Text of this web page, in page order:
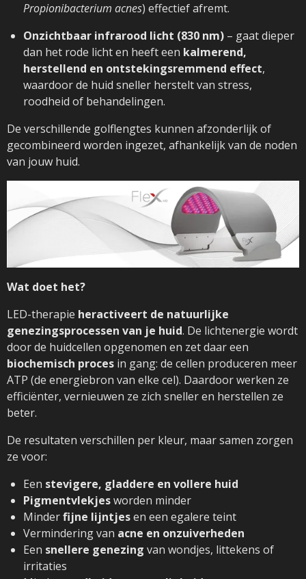
Propionibacterium acnes) effectief afremt.
Onzichtbaar infrarood licht (830 nm) – gaat dieper
dan het rode licht en heeft een kalmerend,
herstellend en ontstekingsremmend effect,
waardoor de huid sneller herstelt van stress,
roodheid of behandelingen.
De verschillende golflengtes kunnen afzonderlijk of
gecombineerd worden ingezet, afhankelijk van de noden
van jouw huid.
Wat doet het?
LED-therapie heractiveert de natuurlijke
genezingsprocessen van je huid. De lichtenergie wordt
door de huidcellen opgenomen en zet daar een
biochemisch proces in gang: de cellen produceren meer
ATP (de energiebron van elke cel). Daardoor werken ze
efficiënter, vernieuwen ze zich sneller en herstellen ze
beter.
De resultaten verschillen per kleur, maar samen zorgen
ze voor:
Een stevigere, gladdere en vollere huid
Pigmentvlekjesworden minder
Minderfijne lijntjesen een egalere teint
Vermindering van acne en onzuiverheden
Een snellere genezing van wondjes, littekens of
irritaties